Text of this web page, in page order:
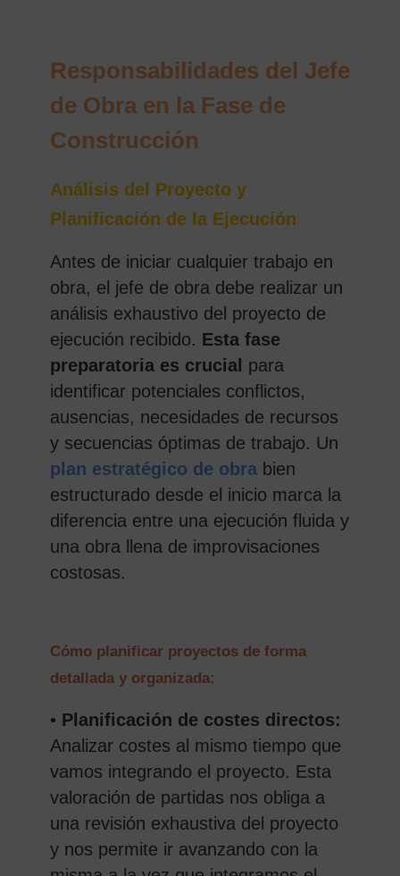
Responsabilidades del Jefe
de Obra en la Fase de
Construcción
Análisis del Proyecto y
Planificación de la Ejecución
Antes de iniciar cualquier trabajo en
obra, el jefe de obra debe realizar un
análisis exhaustivo del proyecto de
ejecución recibido. Esta fase
preparatoria es crucial para
identificar potenciales conflictos,
ausencias, necesidades de recursos
y secuencias óptimas de trabajo. Un
plan estratégico de obrabien
estructurado desde el inicio marca la
diferencia entre una ejecución fluida y
una obra llena de improvisaciones
costosas.
Cómo planificar proyectos de forma
detallada y organizada:
• Planificación de costes directos:
Analizar costes al mismo tiempo que
vamos integrando el proyecto. Esta
valoración de partidas nos obliga a
una revisión exhaustiva del proyecto
y nos permite ir avanzando con la